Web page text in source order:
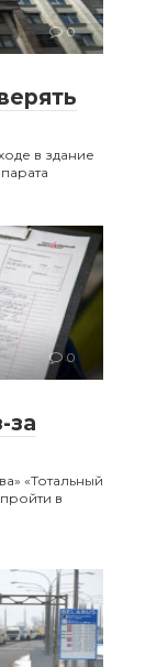
0
в здание
0
за
«Тотальный
в